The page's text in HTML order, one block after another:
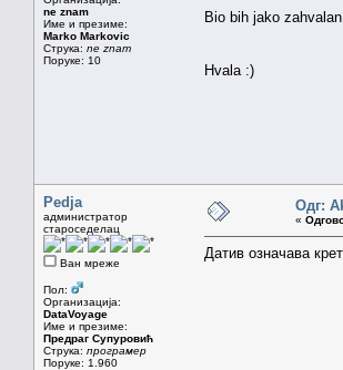
ne znam
Име и презиме:
Marko Markovic
Струка: ne znam
Поруке: 10
Bio bih jako
Hvala :)
Pedja
администратор
староседелац
Ван мреже
Пол:
Организација:
DataVoyage
Име и презиме:
Предраг Супуровић
Струка: програмер
Поруке: 1.960
Одг:
«
Датив означава